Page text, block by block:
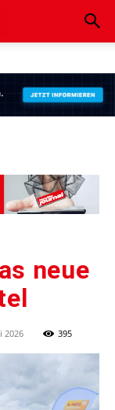
neue
2026 395